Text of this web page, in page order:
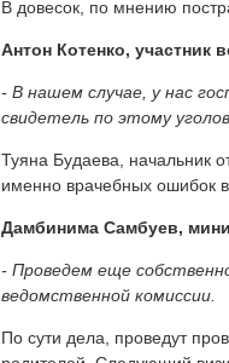
В довесок, по мнению
Антон Котенко, участник
- В нашем случае, у нас
свидетель по этому
Туяна Будаева, начальник
именно врачебных ошибок
Дамбинима Самбуев,
- Проведем еще
ведомственной комиссии.
По сути дела, проведут